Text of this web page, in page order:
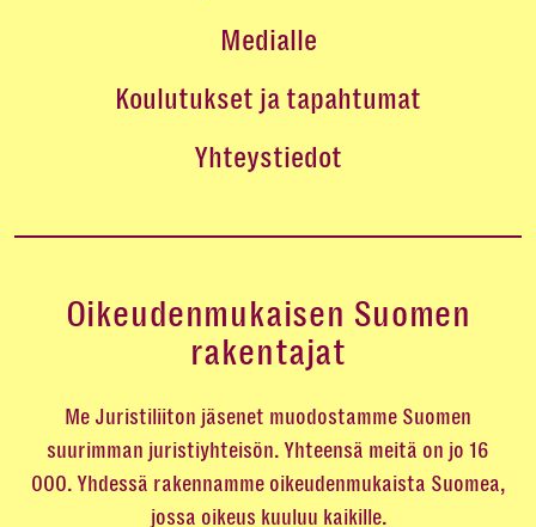
Medialle
Koulutukset ja tapahtumat
Yhteystiedot
Oikeudenmukaisen Suomen
rakentajat
Me Juristiliiton jäsenet muodostamme Suomen
suurimman juristiyhteisön. Yhteensä meitä on jo 16
000. Yhdessä rakennamme oikeudenmukaista Suomea,
jossa oikeus kuuluu kaikille.